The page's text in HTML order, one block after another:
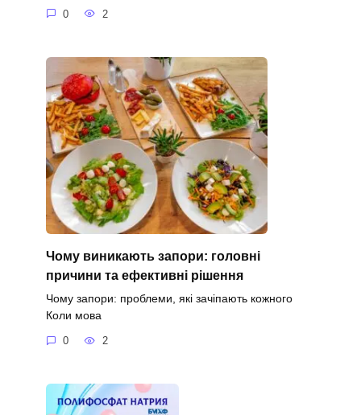
0 2
Чому виникають запори: головні
причини та ефективні рішення
Чому запори: проблеми, які зачіпають кожного
Коли мова
0 2